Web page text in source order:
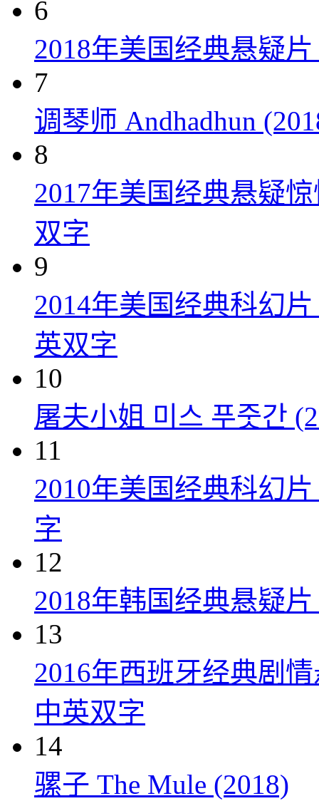
6
2018年美国经典悬疑
7
调琴师 Andhadhun
8
2017年美国经典悬疑
双字
9
2014年美国经典科幻
英双字
10
屠夫小姐 미스 푸줏간
11
2010年美国经典科幻
字
12
2018年韩国经典悬疑
13
2016年西班牙经典剧
中英双字
14
骡子 The Mule (2018)